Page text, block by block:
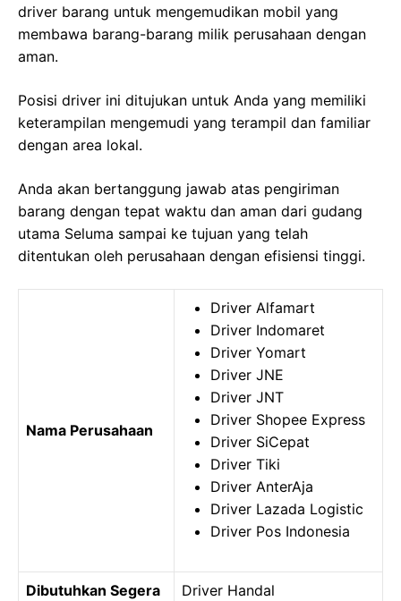
driver barang untuk mengemudikan mobil yang
membawa barang-barang milik perusahaan dengan
aman.
Posisi driver ini ditujukan untuk Anda yang memiliki
keterampilan mengemudi yang terampil dan familiar
dengan area lokal.
Anda akan bertanggung jawab atas pengiriman
barang dengan tepat waktu dan aman dari gudang
utama Seluma sampai ke tujuan yang telah
ditentukan oleh perusahaan dengan efisiensi tinggi.
Nama Perusahaan
Driver Alfamart
Driver Indomaret
Driver Yomart
Driver JNE
Driver JNT
Driver Shopee Express
Driver SiCepat
Driver Tiki
Driver AnterAja
Driver Lazada Logistic
Driver Pos Indonesia
Dibutuhkan Segera Driver Handal